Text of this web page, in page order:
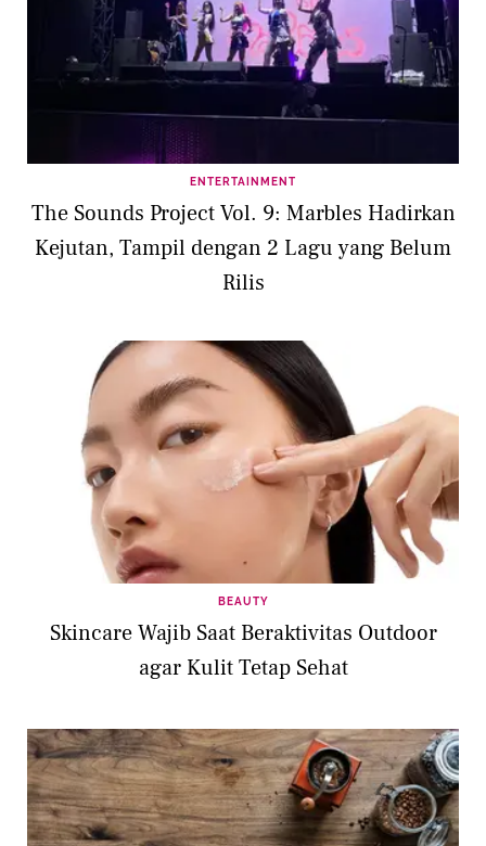
ENTERTAINMENT
The Sounds Project Vol. 9: Marbles Hadirkan
Kejutan, Tampil dengan 2 Lagu yang Belum
Rilis
BEAUTY
Skincare Wajib Saat Beraktivitas Outdoor
agar Kulit Tetap Sehat